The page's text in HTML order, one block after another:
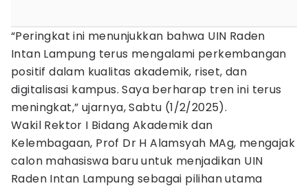
“Peringkat ini menunjukkan bahwa UIN Raden
Intan Lampung terus mengalami perkembangan
positif dalam kualitas akademik, riset, dan
digitalisasi kampus. Saya berharap tren ini terus
meningkat,” ujarnya, Sabtu (1/2/2025).
Wakil Rektor I Bidang Akademik dan
Kelembagaan, Prof Dr H Alamsyah MAg, mengajak
calon mahasiswa baru untuk menjadikan UIN
Raden Intan Lampung sebagai pilihan utama